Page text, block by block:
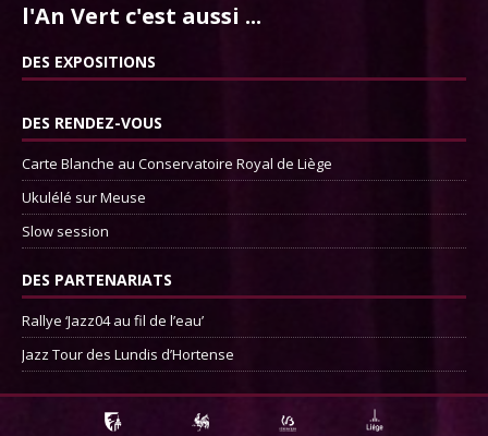
l'An Vert c'est aussi ...
DES EXPOSITIONS
DES RENDEZ-VOUS
Carte Blanche au Conservatoire Royal de Liège
Ukulélé sur Meuse
Slow session
DES PARTENARIATS
Rallye ‘Jazz04 au fil de l’eau’
Jazz Tour des Lundis d’Hortense